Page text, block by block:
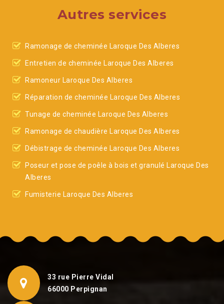
Autres services
Ramonage de cheminée Laroque Des Alberes
Entretien de cheminée Laroque Des Alberes
Ramoneur Laroque Des Alberes
Réparation de cheminée Laroque Des Alberes
Tunage de cheminée Laroque Des Alberes
Ramonage de chaudière Laroque Des Alberes
Débistrage de cheminée Laroque Des Alberes
Poseur et pose de poêle à bois et granulé Laroque Des
Alberes
Fumisterie Laroque Des Alberes
33 rue Pierre Vidal
66000 Perpignan